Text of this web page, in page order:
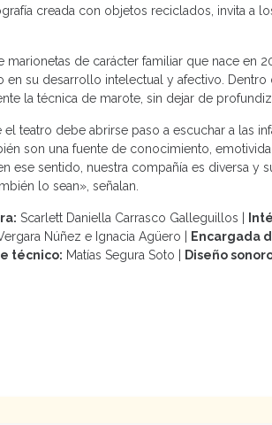
creada con objetos reciclados, invita a
marionetas de carácter familiar que nace
en su desarrollo intelectual y afectivo.
la técnica de marote, sin dejar de
teatro debe abrirse paso a escuchar a las
son una fuente de conocimiento,
ese sentido, nuestra compañía es diversa
lo sean», señalan.
Scarlett Daniella Carrasco Galleguillos |
Núñez e Ignacia Agüero |
Encargada
técnico: Matías Segura Soto | Diseño